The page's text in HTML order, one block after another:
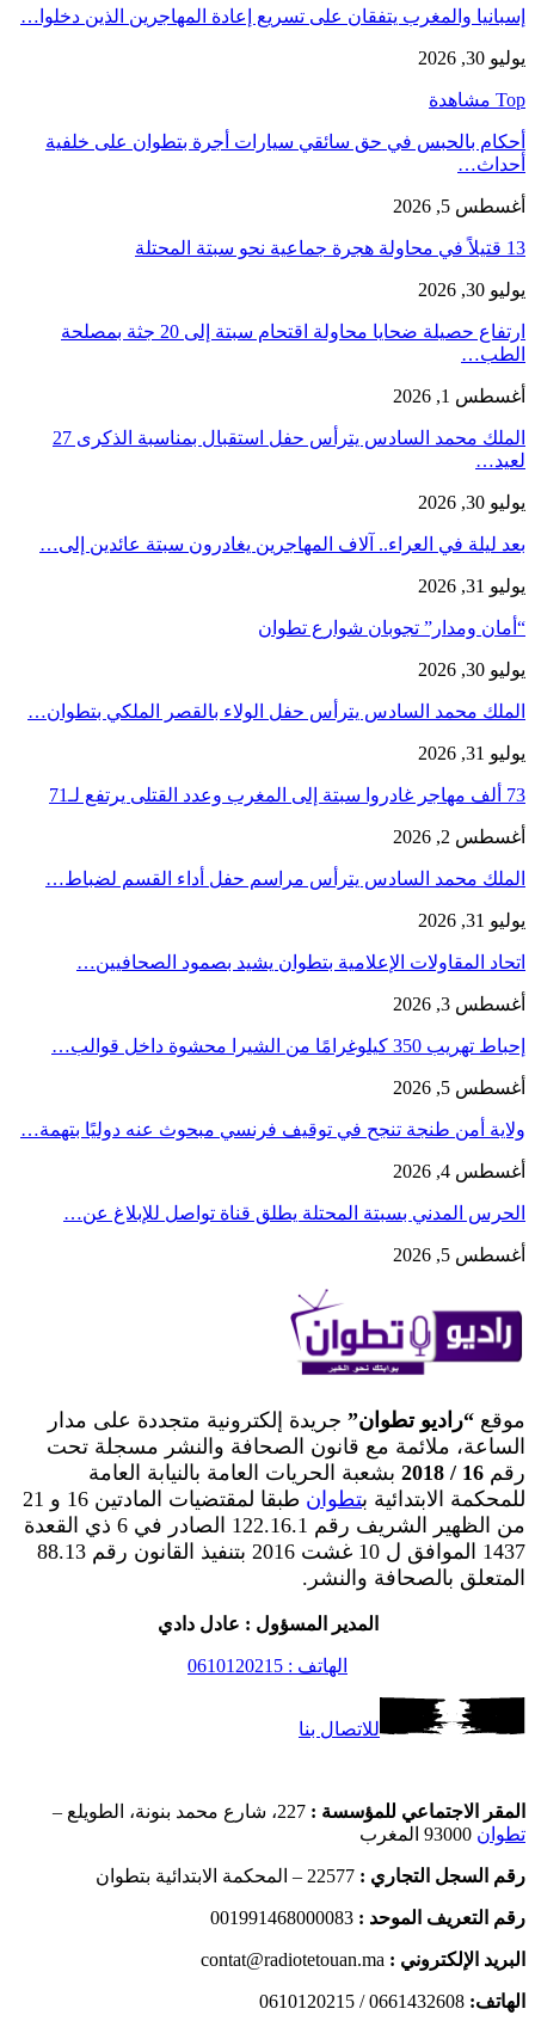
إسبانيا والمغرب يتفقان على تسريع إعادة المهاجرين الذين دخلوا…
يوليو 30, 2026
Top مشاهدة
أحكام بالحبس في حق سائقي سيارات أجرة بتطوان على خلفية
أحداث…
أغسطس 5, 2026
13 قتيلاً في محاولة هجرة جماعية نحو سبتة المحتلة
يوليو 30, 2026
ارتفاع حصيلة ضحايا محاولة اقتحام سبتة إلى 20 جثة بمصلحة
الطب…
أغسطس 1, 2026
الملك محمد السادس يترأس حفل استقبال بمناسبة الذكرى 27
لعيد…
يوليو 30, 2026
بعد ليلة في العراء.. آلاف المهاجرين يغادرون سبتة عائدين إلى…
يوليو 31, 2026
“أمان ومدار” تجوبان شوارع تطوان
يوليو 30, 2026
الملك محمد السادس يترأس حفل الولاء بالقصر الملكي بتطوان…
يوليو 31, 2026
73 ألف مهاجر غادروا سبتة إلى المغرب وعدد القتلى يرتفع لـ71
أغسطس 2, 2026
الملك محمد السادس يترأس مراسم حفل أداء القسم لضباط…
يوليو 31, 2026
اتحاد المقاولات الإعلامية بتطوان يشيد بصمود الصحافيين…
أغسطس 3, 2026
إحباط تهريب 350 كيلوغرامًا من الشيرا محشوة داخل قوالب…
أغسطس 5, 2026
ولاية أمن طنجة تنجح في توقيف فرنسي مبحوث عنه دوليًا بتهمة…
أغسطس 4, 2026
الحرس المدني بسبتة المحتلة يطلق قناة تواصل للإبلاغ عن…
أغسطس 5, 2026
موقع “راديو تطوان” جريدة إلكترونية متجددة على مدار
الساعة، ملائمة مع قانون الصحافة والنشر مسجلة تحت
رقم 16 / 2018
بشعبة الحريات العامة بالنيابة العامة
للمحكمة الابتدائية بتطوان
طبقا لمقتضيات المادتين 16 و 21
من الظهير الشريف رقم 122.16.1 الصادر في 6 ذي القعدة
1437 الموافق ل 10 غشت 2016 بتنفيذ القانون رقم 88.13
المتعلق بالصحافة والنشر.
المدير المسؤول : عادل دادي
الهاتف : 0610120215
للاتصال بنا
المقر الاجتماعي للمؤسسة : 227، شارع محمد بنونة، الطويلع –
تطوان
رقم السجل التجاري : 22577 – المحكمة الابتدائية بتطوان
رقم التعريف الموحد : 001991468000083
البريد الإلكتروني : contat@radiotetouan.ma
الهاتف: 0661432608 / 0610120215